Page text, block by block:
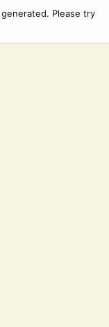
Please try